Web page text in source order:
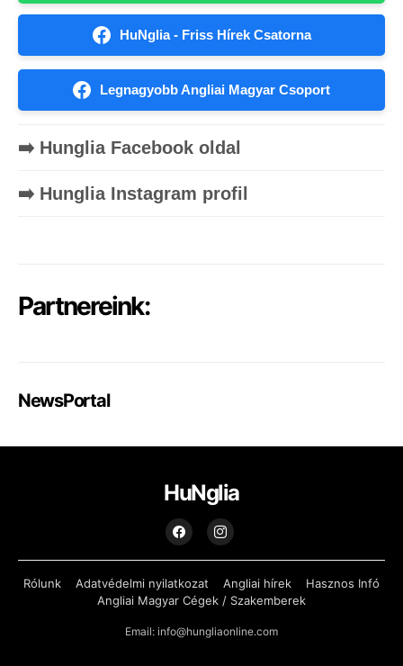
HuNglia - Friss Hírek Csatorna
Legnagyobb Angliai Magyar Csoport
➡️ Hunglia Facebook oldal
➡️ Hunglia Instagram profil
Partnereink:
NewsPortal
HuNglia
Rólunk Adatvédelmi nyilatkozat Angliai hírek
Hasznos Infó
Angliai Magyar Cégek / Szakemberek
Email: info@hungliaonline.com